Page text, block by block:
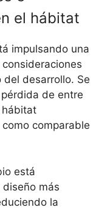
el hábitat
impulsando una
desarrollo. Se
de entre
comparable
está
más
la